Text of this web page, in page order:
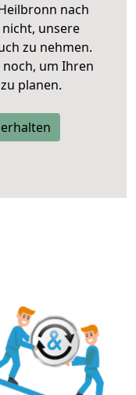
nach
unsere
zu nehmen.
noch, um Ihren
zu planen.